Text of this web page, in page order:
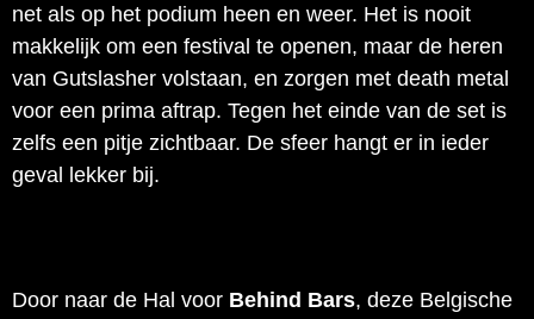
net als op het podium heen en weer. Het is nooit
makkelijk om een festival te openen, maar de heren
van Gutslasher volstaan, en zorgen met death metal
voor een prima aftrap. Tegen het einde van de set is
zelfs een pitje zichtbaar. De sfeer hangt er in ieder
geval lekker bij.
Door naar de Hal voor Behind Bars, deze Belgische